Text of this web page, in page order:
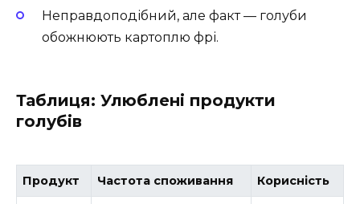
Неправдоподібний, але факт — голуби
обожнюють картоплю фрі.
Таблиця: Улюблені продукти
голубів
Продукт Частота споживання Корисність